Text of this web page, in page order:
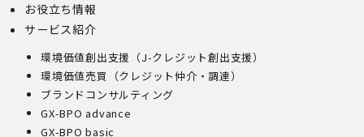
お役立ち情報
サービス紹介
環境価値創出支援（J-クレジット創出支援）
環境価値売買（クレジット仲介・調達）
ブランドコンサルティング
GX-BPO advance
GX-BPO basic